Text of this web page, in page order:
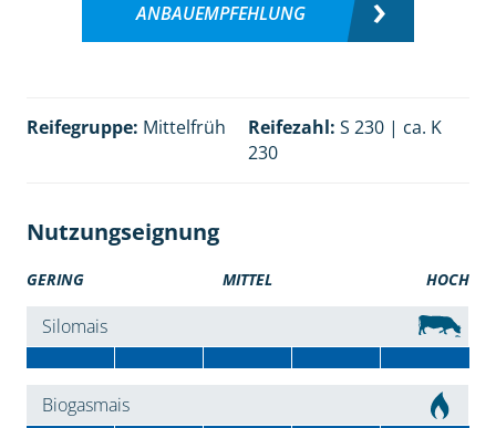
ANBAUEMPFEHLUNG
Reifegruppe: Mittelfrüh Reifezahl: S 230 | ca. K
230
Nutzungseignung
GERING MITTEL HOCH
Silomais
Biogasmais